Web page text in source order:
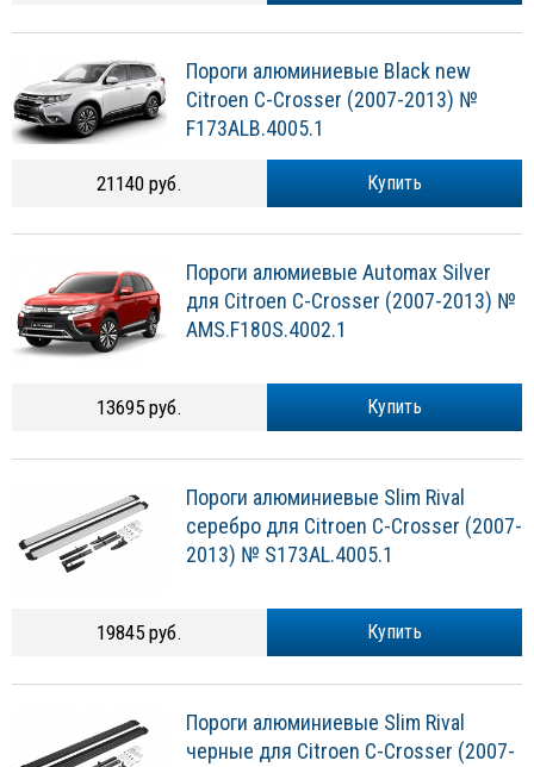
Пороги алюминиевые Black new
Citroen C-Crosser (2007-2013) №
F173ALB.4005.1
Купить
21140 руб.
Пороги алюмиевые Automax Silver
для Citroen C-Crosser (2007-2013) №
AMS.F180S.4002.1
Купить
13695 руб.
Пороги алюминиевые Slim Rival
серебро для Citroen C-Crosser (2007-
2013) № S173AL.4005.1
Купить
19845 руб.
Пороги алюминиевые Slim Rival
черные для Citroen C-Crosser (2007-